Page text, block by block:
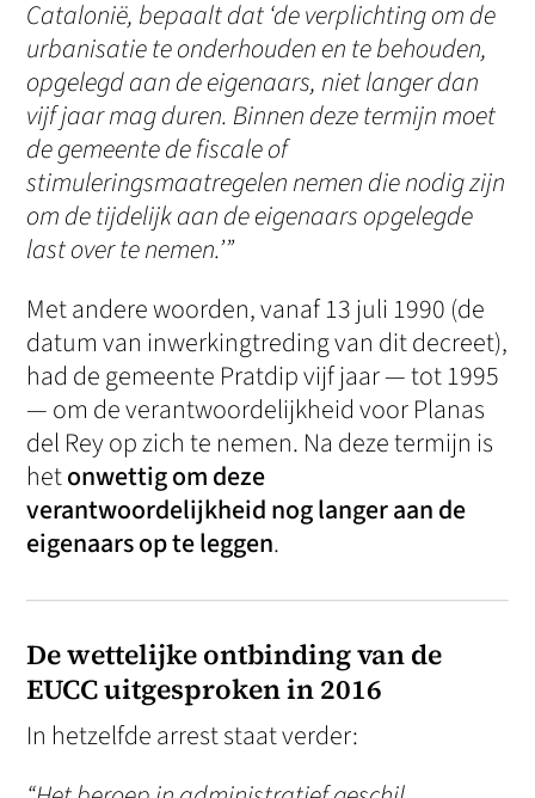
Catalonië, bepaalt dat ‘de verplichting om de
urbanisatie te onderhouden en te behouden,
opgelegd aan de eigenaars, niet langer dan
vijf jaar mag duren. Binnen deze termijn moet
de gemeente de fiscale of
stimuleringsmaatregelen nemen die nodig zijn
om de tijdelijk aan de eigenaars opgelegde
last over te nemen.’”
Met andere woorden, vanaf 13 juli 1990 (de
datum van inwerkingtreding van dit decreet),
had de gemeente Pratdip vijf jaar — tot 1995
— om de verantwoordelijkheid voor Planas
del Rey op zich te nemen. Na deze termijn is
hetonwettig om deze
verantwoordelijkheid nog langer aan de
eigenaars op te leggen.
De wettelijke ontbinding van de
EUCC uitgesproken in 2016
In hetzelfde arrest staat verder: